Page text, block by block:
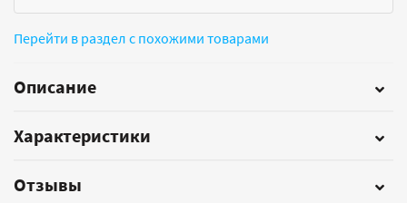
Перейти в раздел с похожими товарами
Описание
Характеристики
Отзывы